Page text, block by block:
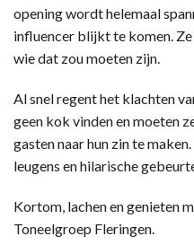
opening wordt helemaal
influencer blijkt te komen.
wie dat zou moeten zijn.
Al snel regent het klachten
geen kok vinden en moeten
gasten naar hun zin te
leugens en hilarische
Kortom, lachen en genieten
Toneelgroep Fleringen.